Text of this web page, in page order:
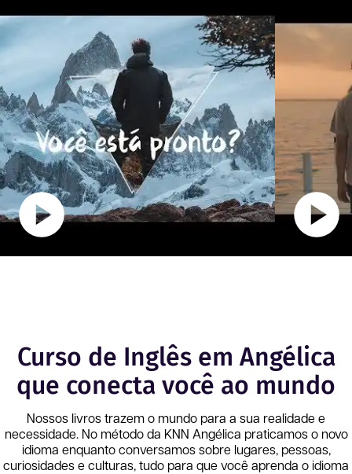
Curso de Inglês em Angélica
que conecta você ao mundo
Nossos livros trazem o mundo para a sua realidade e
necessidade. No método da KNN Angélica praticamos o novo
idioma enquanto conversamos sobre lugares, pessoas,
curiosidades e culturas, tudo para que você aprenda o idioma